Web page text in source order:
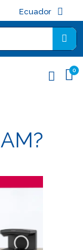
Ecuador